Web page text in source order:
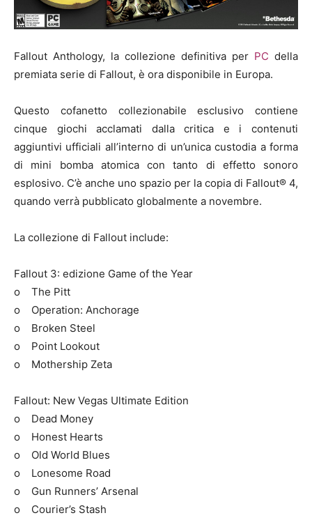
Fallout Anthology, la collezione definitiva per PC della
premiata serie di Fallout, è ora disponibile in Europa.
Questo cofanetto collezionabile esclusivo contiene
cinque giochi acclamati dalla critica e i contenuti
aggiuntivi ufficiali all’interno di un’unica custodia a forma
di mini bomba atomica con tanto di effetto sonoro
esplosivo. C’è anche uno spazio per la copia di Fallout® 4,
quando verrà pubblicato globalmente a novembre.
La collezione di Fallout include:
Fallout 3: edizione Game of the Year
o The Pitt
o Operation: Anchorage
o Broken Steel
o Point Lookout
o Mothership Zeta
Fallout: New Vegas Ultimate Edition
o Dead Money
o Honest Hearts
o Old World Blues
o Lonesome Road
o Gun Runners’ Arsenal
o Courier’s Stash